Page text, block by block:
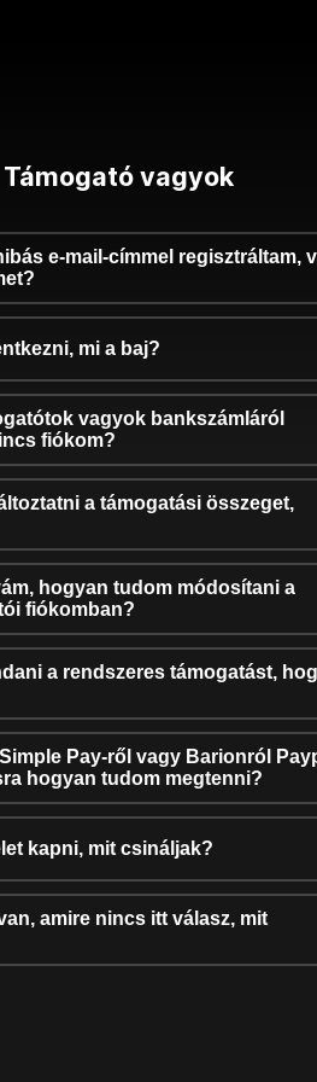
Támogató vagyok
e-mail-címmel regisztráltam,
mi a baj?
vagyok bankszámláról
fiókom?
a támogatási összeget,
hogyan tudom módosítani a
fiókomban?
a rendszeres támogatást,
Pay-ről vagy Barionról
hogyan tudom megtenni?
kapni, mit csináljak?
amire nincs itt válasz, mit